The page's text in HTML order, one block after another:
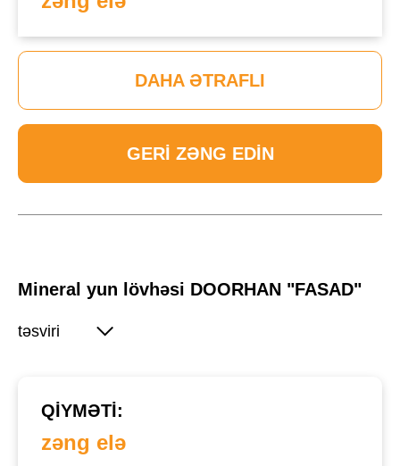
DAHA ƏTRAFLI
GERI ZƏNG EDIN
Mineral yun lövhəsi DOORHAN "FASAD"
təsviri
QIYMƏTI:
zəng elə